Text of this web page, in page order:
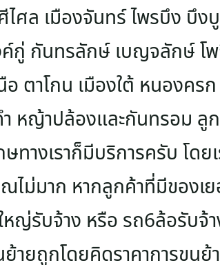
ศล เมืองจันทร์ ไพรบึง บึง
กู่ กันทรลักษ์ เบญจลักษ์ โ
อ ตาโกน เมืองใต้ หนองค
ำ หญ้าปล้องและกันทรอม
ทางเราก็มีบริการครับ โดยเ
ม่มาก หากลูกค้าที่มีของเย
หญ่รับจ้าง หรือ รถ6ล้อรับจ้า
ย้ายถูกโดยคิดราคาการขน